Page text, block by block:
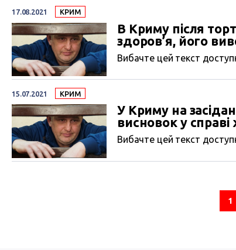
17.08.2021 КРИМ
В Криму після
здоров’я, його
Вибачте цей текст
15.07.2021 КРИМ
У Криму на
висновок у
Вибачте цей текст
1